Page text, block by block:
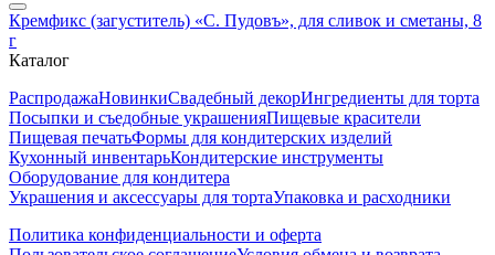
Кремфикс (загуститель) «С. Пудовъ», для сливок и сметаны, 8
г
Каталог
РаспродажаНовинкиСвадебный декорИнгредиенты для торта
Посыпки и съедобные украшенияПищевые красители
Пищевая печатьФормы для кондитерских изделий
Кухонный инвентарьКондитерские инструменты
Оборудование для кондитера
Украшения и аксессуары для тортаУпаковка и расходники
Политика конфиденциальности и оферта